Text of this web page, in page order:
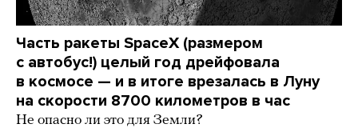
Часть ракеты SpaceX (размером
с автобус!) целый год дрейфовала
в космосе — и в итоге врезалась в Луну
на скорости 8700 километров в час
Не опасно ли это для Земли?